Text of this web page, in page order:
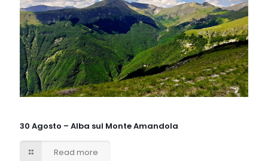
30 Agosto – Alba sul Monte Amandola
Read more